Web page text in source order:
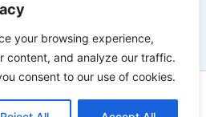
your browsing experience,
content, and analyze our traffic.
consent to our use of cookies.
Hollywood | Powered byAstra